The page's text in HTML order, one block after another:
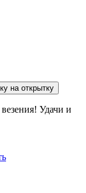
на открытку
Удачи и